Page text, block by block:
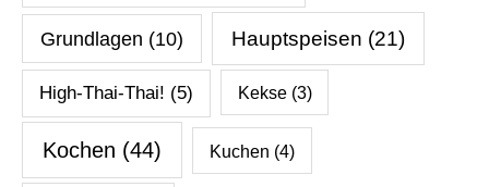
Grundlagen (10) Hauptspeisen (21)
High-Thai-Thai! (5) Kekse(3)
Kochen (44) Kuchen (4)